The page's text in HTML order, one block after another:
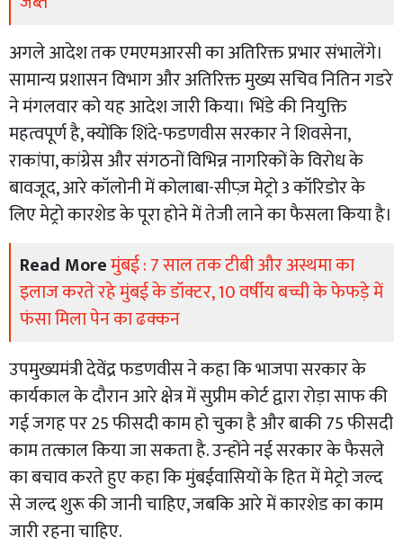
अगले आदेश तक एमएमआरसी का अतिरिक्त प्रभार संभालेंगे।
सामान्य प्रशासन विभाग और अतिरिक्त मुख्य सचिव नितिन गडरे
ने मंगलवार को यह आदेश जारी किया। भिंडे की नियुक्ति
महत्वपूर्ण है, क्योंकि शिंदे-फडणवीस सरकार ने शिवसेना,
राकांपा, कांग्रेस और संगठनों विभिन्न नागरिकों के विरोध के
बावजूद, आरे कॉलोनी में कोलाबा-सीप्ज़ ​​मेट्रो 3 कॉरिडोर के
लिए मेट्रो कारशेड के पूरा होने में तेजी लाने का फैसला किया है।
Read Moreमुंबई : 7 साल तक टीबी और अस्थमा का
इलाज करते रहे मुंबई के डॉक्टर, 10 वर्षीय बच्ची के फेफड़े में
फंसा मिला पेन का ढक्कन
उपमुख्यमंत्री देवेंद्र फडणवीस ने कहा कि भाजपा सरकार के
कार्यकाल के दौरान आरे क्षेत्र में सुप्रीम कोर्ट द्वारा रोड़ा साफ की
गई जगह पर 25 फीसदी काम हो चुका है और बाकी 75 फीसदी
काम तत्काल किया जा सकता है. उन्होंने नई सरकार के फैसले
का बचाव करते हुए कहा कि मुंबईवासियों के हित में मेट्रो जल्द
से जल्द शुरू की जानी चाहिए, जबकि आरे में कारशेड का काम
जारी रहना चाहिए.